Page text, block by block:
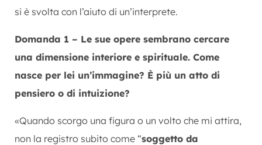
si è svolta con l’aiuto di un’interprete.
Domanda 1 – Le sue opere sembrano cercare
una dimensione interiore e spirituale. Come
nasce per lei un’immagine? È più un atto di
pensiero o di intuizione?
«Quando scorgo una figura o un volto che mi attira,
non la registro subito come “soggetto da